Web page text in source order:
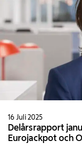
16 Juli 2025
Delårsrapport
Eurojackpot och